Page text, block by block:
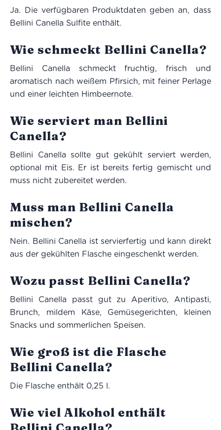
Ja. Die verfügbaren Produktdaten geben an, dass
Bellini Canella Sulfite enthält.
Wie schmeckt Bellini Canella?
Bellini Canella schmeckt fruchtig, frisch und
aromatisch nach weißem Pfirsich, mit feiner Perlage
und einer leichten Himbeernote.
Wie serviert man Bellini
Canella?
Bellini Canella sollte gut gekühlt serviert werden,
optional mit Eis. Er ist bereits fertig gemischt und
muss nicht zubereitet werden.
Muss man Bellini Canella
mischen?
Nein. Bellini Canella ist servierfertig und kann direkt
aus der gekühlten Flasche eingeschenkt werden.
Wozu passt Bellini Canella?
Bellini Canella passt gut zu Aperitivo, Antipasti,
Brunch, mildem Käse, Gemüsegerichten, kleinen
Snacks und sommerlichen Speisen.
Wie groß ist die Flasche
Bellini Canella?
Die Flasche enthält 0,25 l.
Wie viel Alkohol enthält